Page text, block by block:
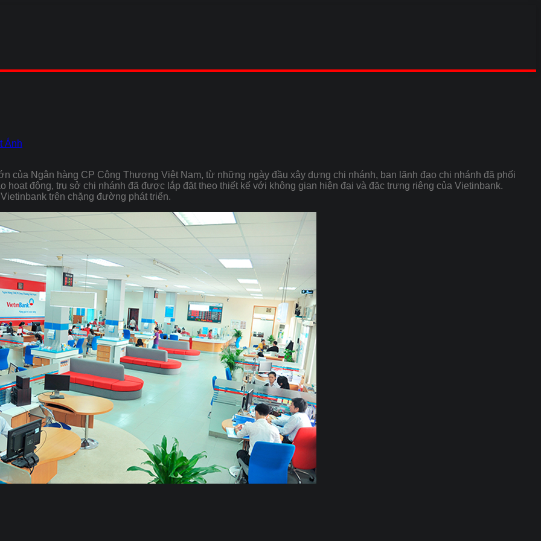
Ánh
của Ngân hàng CP Công Thương Việt Nam, từ những ngày đầu xây dựng chi nhánh, ban lãnh đạo chi nhánh đã phối
hoạt động, trụ sở chi nhánh đã được lắp đặt theo thiết kế với không gian hiện đại và đặc trưng riêng của Vietinbank.
trên chặng đường phát triển.